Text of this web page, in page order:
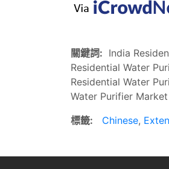
關鍵詞: India
Residential Water
Residential Water
Water Purifier
標籤:
Chinese,